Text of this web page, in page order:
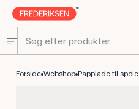
Forside Webshop Papplade til spole